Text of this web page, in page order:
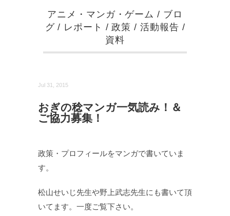
アニメ・マンガ・ゲーム / ブロ
グ/ レポート /政策 / 活動報告 /
資料
Jul 31, 2015
おぎの稔マンガ一気読み！＆
ご協力募集！
政策・プロフィールをマンガで書いていま
す。
松山せいじ先生や野上武志先生にも書いて頂
いてます。一度ご覧下さい。